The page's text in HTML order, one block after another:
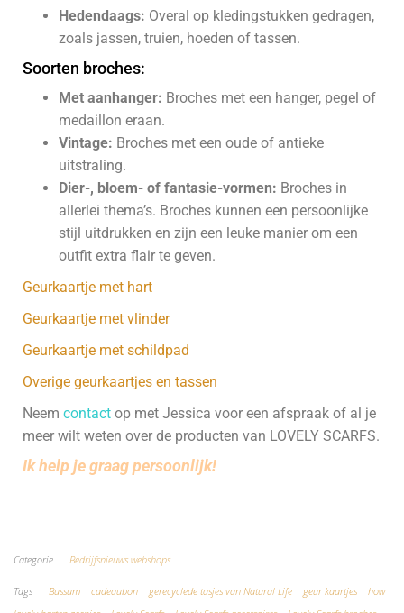
Hedendaags: Overal op kledingstukken gedragen,
zoals jassen, truien, hoeden of tassen.
Soorten broches:
Met aanhanger: Broches met een hanger, pegel of
medaillon eraan.
Vintage: Broches met een oude of antieke
uitstraling.
Dier-, bloem- of fantasie-vormen: Broches in
allerlei thema’s. Broches kunnen een persoonlijke
stijl uitdrukken en zijn een leuke manier om een
outfit extra flair te geven.
Geurkaartje met hart
Geurkaartje met vlinder
Geurkaartje met schildpad
Overige geurkaartjes en tassen
Neem contact op met Jessica voor een afspraak of al je
meer wilt weten over de producten van LOVELY SCARFS.
Ik help je graag persoonlijk!
Categorie Bedrijfsnieuws webshops
Tags Bussum cadeaubon gerecyclede tasjes van Natural Life geur kaartjes
how